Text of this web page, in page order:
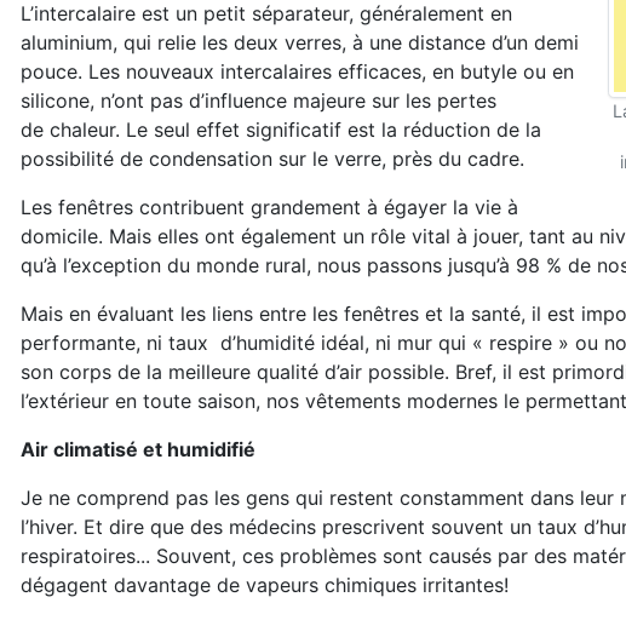
L’intercalaire est un petit séparateur, généralement en
aluminium, qui relie les deux verres, à une distance d’un demi
pouce. Les nouveaux intercalaires efficaces, en butyle ou en
silicone, n’ont pas d’influence majeure sur les pertes
de chaleur. Le seul effet significatif est la réduction de la
possibilité de condensation sur le verre, près du cadre.
Les fenêtres contribuent grandement à égayer la vie à
domicile. Mais elles ont également un rôle vital à jouer, tant au
qu’à l’exception du monde rural, nous passons jusqu’à 98 % de
Mais en évaluant les liens entre les fenêtres et la santé, il est
performante, ni taux d’humidité idéal, ni mur qui « respire » ou
son corps de la meilleure qualité d’air possible. Bref, il est
l’extérieur en toute saison, nos vêtements modernes le
Air climatisé et humidifié
Je ne comprend pas les gens qui restent constamment dans
l’hiver. Et dire que des médecins prescrivent souvent un taux
respiratoires... Souvent, ces problèmes sont causés par des
dégagent davantage de vapeurs chimiques irritantes!